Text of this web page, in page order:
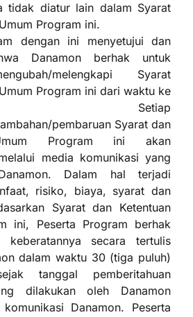
tidak diatur lain dalam Syarat
Program ini.
dengan ini menyetujui dan
Danamon berhak untuk
melengkapi Syarat
Program ini dari waktu ke
Setiap
pembaruan Syarat dan
Program ini akan
media komunikasi yang
Dalam hal terjadi
risiko, biaya, syarat dan
Syarat dan Ketentuan
ini, Peserta Program berhak
keberatannya secara tertulis
dalam waktu 30 (tiga puluh)
tanggal pemberitahuan
dilakukan oleh Danamon
Danamon. Peserta